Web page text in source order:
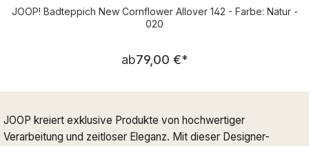
JOOP! Badteppich New Cornflower Allover 142 - Farbe: Natur -
020
Regulärer Preis:
ab79,00 €*
JOOP kreiert exklusive Produkte von hochwertiger
Verarbeitung und zeitloser Eleganz. Mit dieser Designer-